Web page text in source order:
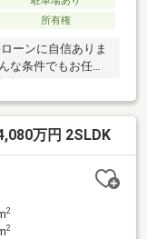
所有権
ーンに自信ありま
な条件でもお任せ
は土日に限らず平
ではお客様が安心
ります。経験豊富
します。お住まい
は0120-60-
い♪スマートフォ
す♪
万円 2SLDK
2
2